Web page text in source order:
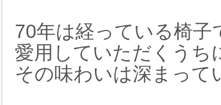
70年は経っている椅
愛用していただくうち
その味わいは深まって